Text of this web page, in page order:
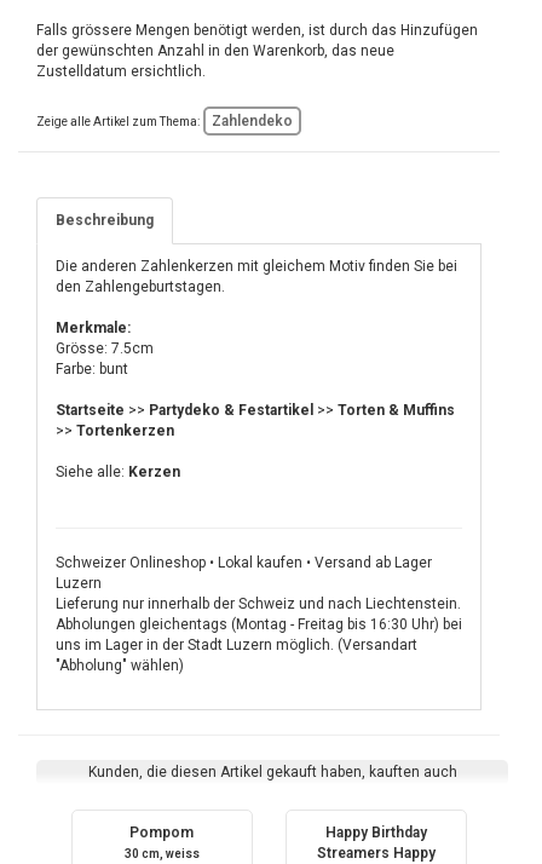
Falls grössere Mengen benötigt werden, ist durch das Hinzufügen
der gewünschten Anzahl in den Warenkorb, das neue
Zustelldatum ersichtlich.
Zeige alle Artikel zum Thema: Zahlendeko
Beschreibung
Die anderen Zahlenkerzen mit gleichem Motiv finden Sie bei
den Zahlengeburtstagen.
Merkmale:
Grösse: 7.5cm
Farbe: bunt
Startseite >> Partydeko & Festartikel >> Torten & Muffins
>> Tortenkerzen
Siehe alle: Kerzen
Schweizer Onlineshop • Lokal kaufen • Versand ab Lager
Luzern
Lieferung nur innerhalb der Schweiz und nach Liechtenstein.
Abholungen gleichentags (Montag - Freitag bis 16:30 Uhr) bei
uns im Lager in der Stadt Luzern möglich. (Versandart
"Abholung" wählen)
Kunden, die diesen Artikel gekauft haben, kauften auch
Pompom
30 cm, weiss
Happy Birthday
Streamers Happy